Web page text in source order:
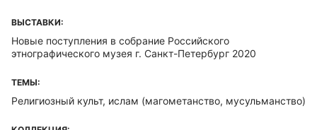
ВЫСТАВКИ:
Новые поступления в собрание Российского
этнографического музея г. Санкт-Петербург 2020
ТЕМЫ:
Религиозный культ, ислам (магометанство, мусульманство)